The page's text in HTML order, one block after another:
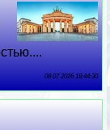
08 07 2026 18:44:30